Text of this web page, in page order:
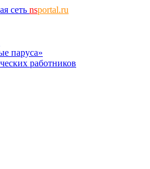
сеть nsportal.ru
паруса»
работников